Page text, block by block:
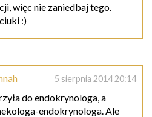
więc nie zaniedbaj tego.
:)
5 sierpnia 2014 20:14
do endokrynologa, a
endokrynologa. Ale